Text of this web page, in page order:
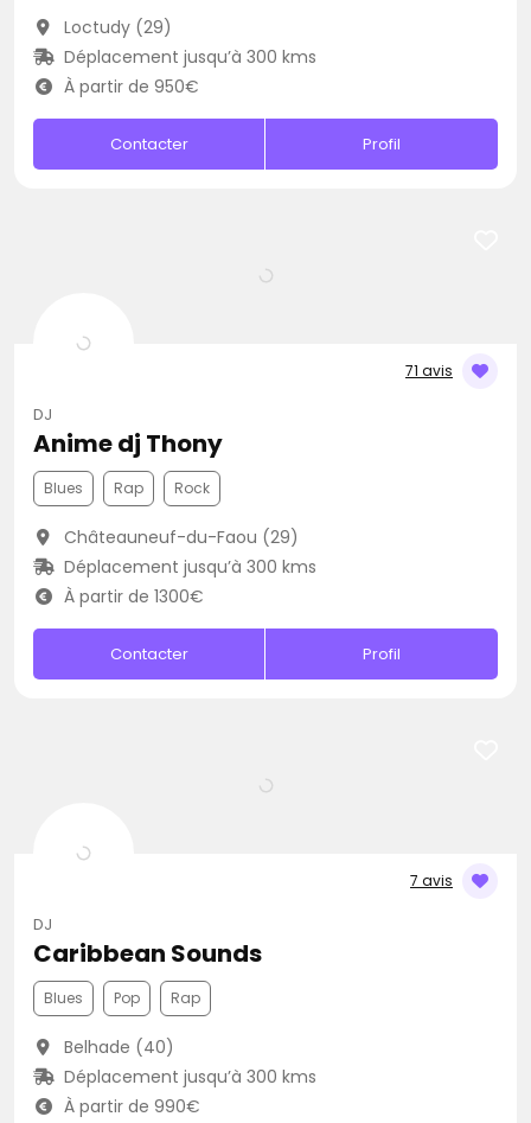
Loctudy (29)
Déplacement jusqu’à 300 kms
À partir de 950€
Contacter Profil
71 avis
DJ
Anime dj Thony
Blues Rap Rock
Châteauneuf-du-Faou (29)
Déplacement jusqu’à 300 kms
À partir de 1300€
Contacter Profil
7 avis
DJ
Caribbean Sounds
Blues Pop Rap
Belhade (40)
Déplacement jusqu’à 300 kms
À partir de 990€